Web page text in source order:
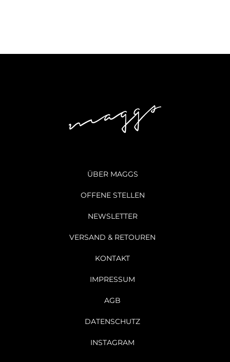
ÜBER MAGGS
OFFENE STELLEN
NEWSLETTER
VERSAND & RETOUREN
KONTAKT
IMPRESSUM
AGB
DATENSCHUTZ
INSTAGRAM